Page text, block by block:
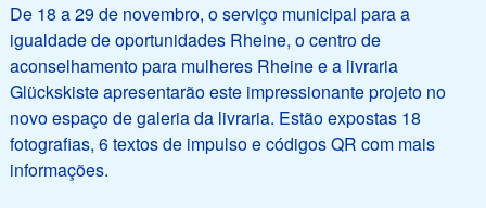
De 18 a 29 de novembro, o serviço municipal para a
igualdade de oportunidades Rheine, o centro de
aconselhamento para mulheres Rheine e a livraria
Glückskiste apresentarão este impressionante projeto no
novo espaço de galeria da livraria. Estão expostas 18
fotografias, 6 textos de impulso e códigos QR com mais
informações.